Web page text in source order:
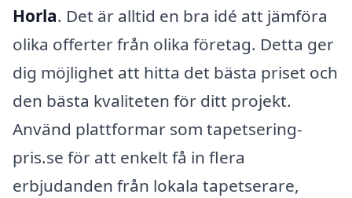
Horla. Det är alltid en bra idé att jämföra
olika offerter från olika företag. Detta ger
dig möjlighet att hitta det bästa priset och
den bästa kvaliteten för ditt projekt.
Använd plattformar som tapetsering-
pris.se för att enkelt få in flera
erbjudanden från lokala tapetserare,